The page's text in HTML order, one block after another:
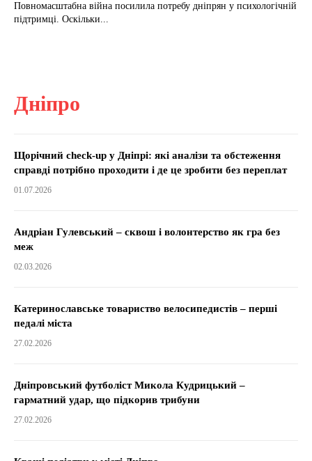
Повномасштабна війна посилила потребу дніпрян у психологічній
підтримці. Оскільки...
Дніпро
Щорічний check-up у Дніпрі: які аналізи та обстеження
справді потрібно проходити і де це зробити без переплат
01.07.2026
Андріан Гулевський – сквош і волонтерство як гра без
меж
02.03.2026
Катеринославське товариство велосипедистів – перші
педалі міста
27.02.2026
Дніпровський футболіст Микола Кудрицький –
гарматний удар, що підкорив трибуни
27.02.2026